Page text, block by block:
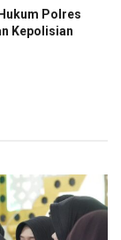
Polres
Kepolisian